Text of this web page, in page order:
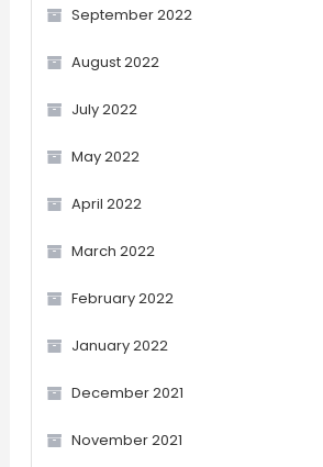
September 2022
August 2022
July 2022
May 2022
April 2022
March 2022
February 2022
January 2022
December 2021
November 2021